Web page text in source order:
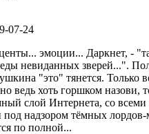
07-24
эмоции... Даркнет, -
невиданных зверей...".
"это" тянется. Только
ведь хоть горшком назови,
слой Интернета, со
под надзором тёмных
по полной...